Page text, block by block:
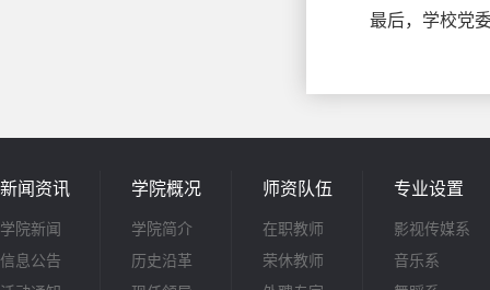
最后，学校党
新闻资讯
学院新闻
信息公告
学院概况
学院简介
历史沿革
师资队伍
在职教师
荣休教师
专业设置
影视传媒系
音乐系